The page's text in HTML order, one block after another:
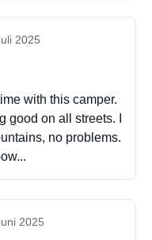
2025
with this camper.
good on all streets. I
no problems.
2025